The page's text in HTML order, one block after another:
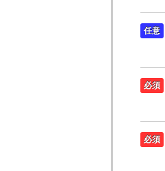
任意
必須
必須